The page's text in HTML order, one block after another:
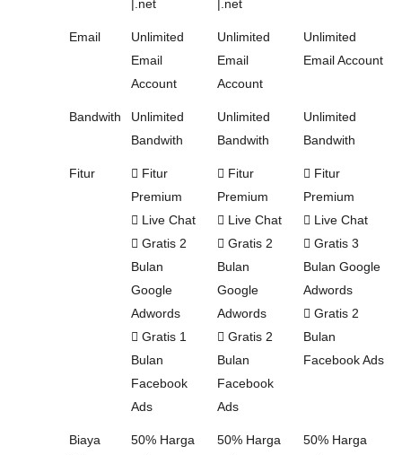
|.net |.net
Email
Unlimited
Email
Account
Unlimited
Email
Account
Unlimited
Email Account
Bandwith
Unlimited
Bandwith
Unlimited
Bandwith
Unlimited
Bandwith
Fitur
Fitur
Premium
Live Chat
Gratis 2
Bulan
Google
Adwords
Gratis 1
Bulan
Facebook
Ads
Fitur
Premium
Live Chat
Gratis 2
Bulan
Google
Adwords
Gratis 2
Bulan
Facebook
Ads
Fitur
Premium
Live Chat
Gratis 3
Bulan Google
Adwords
Gratis 2
Bulan
Facebook Ads
Biaya
50% Harga
50% Harga
50% Harga